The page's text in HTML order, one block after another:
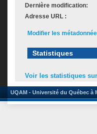
Dernière modification:
Adresse URL :
Modifier les
Statistiques
Voir les statistiques
UQAM - Université du Québec à